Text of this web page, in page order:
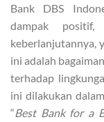
Bank DBS
dampak
keberlanjutannya,
ini adalah
terhadap
ini dilakukan
“Best Bank for a